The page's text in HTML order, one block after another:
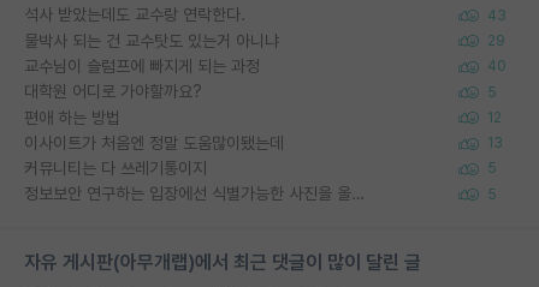
석사 받았는데도 교수랑 연락한다. 43
물박사 되는 건 교수탓도 있는거 아니냐 29
교수님이 슬럼프에 빠지게 되는 과정 40
대학원 어디로 가야할까요? 5
편애 하는 방법 12
이사이트가 처음엔 정말 도움많이됐는데 13
커뮤니티는 다 쓰레기통이지 5
정보보안 연구하는 입장에선 식별가능한 사진을 올리는건 비추이긴함 5
자유 게시판(아무개랩)에서 최근 댓글이 많이 달린 글